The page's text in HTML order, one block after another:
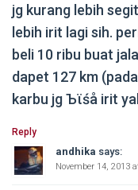
jg kurang lebih
lebih irit lagi sih.
beli 10 ribu buat
dapet 127 km
karbu jg Ъϊśå irit
Reply
andhika says:
November 14, 2013